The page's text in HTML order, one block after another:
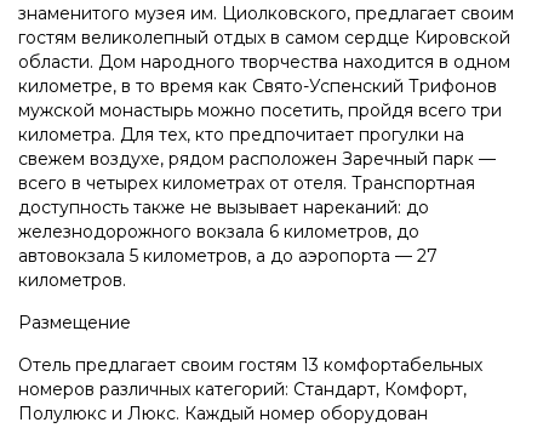
знаменитого музея им. Циолковского, предлагает своим
гостям великолепный отдых в самом сердце Кировской
области. Дом народного творчества находится в одном
километре, в то время как Свято-Успенский Трифонов
мужской монастырь можно посетить, пройдя всего три
километра. Для тех, кто предпочитает прогулки на
свежем воздухе, рядом расположен Заречный парк —
всего в четырех километрах от отеля. Транспортная
доступность также не вызывает нареканий: до
железнодорожного вокзала 6 километров, до
автовокзала 5 километров, а до аэропорта — 27
километров.
Размещение
Отель предлагает своим гостям 13 комфортабельных
номеров различных категорий: Стандарт, Комфорт,
Полулюкс и Люкс. Каждый номер оборудован